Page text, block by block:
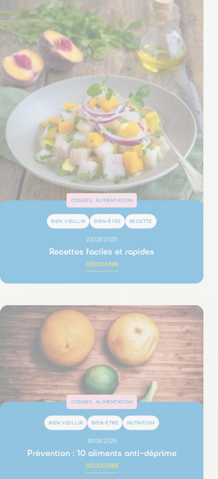
CONSEIL ALIMENTATION
BIEN VIEILLIR BIEN-ÊTRE RECETTE
22/08/2025
Recettes faciles et rapides
DÉCOUVRIR
CONSEIL ALIMENTATION
BIEN VIEILLIR BIEN-ÊTRE NUTRITION
18/08/2025
Prévention : 10 aliments anti-déprime
DÉCOUVRIR